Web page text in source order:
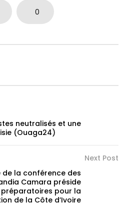
0
neutralisés et une
(Ouaga24)
Next Post
de la conférence des
Camara préside
pour la
de la Côte d’Ivoire